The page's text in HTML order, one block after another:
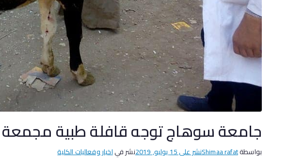
جامعة سوهاج توجه قافلة طبية مجمعة
بواسطةShimaa rafatنشر على15 يوليو, 2019 نشر فياخبار وفعاليات الكلية